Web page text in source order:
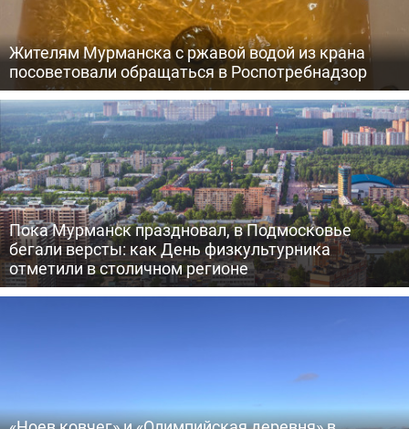
Жителям Мурманска с ржавой водой из крана
посоветовали обращаться в Роспотребнадзор
Пока Мурманск праздновал, в Подмосковье
бегали версты: как День физкультурника
отметили в столичном регионе